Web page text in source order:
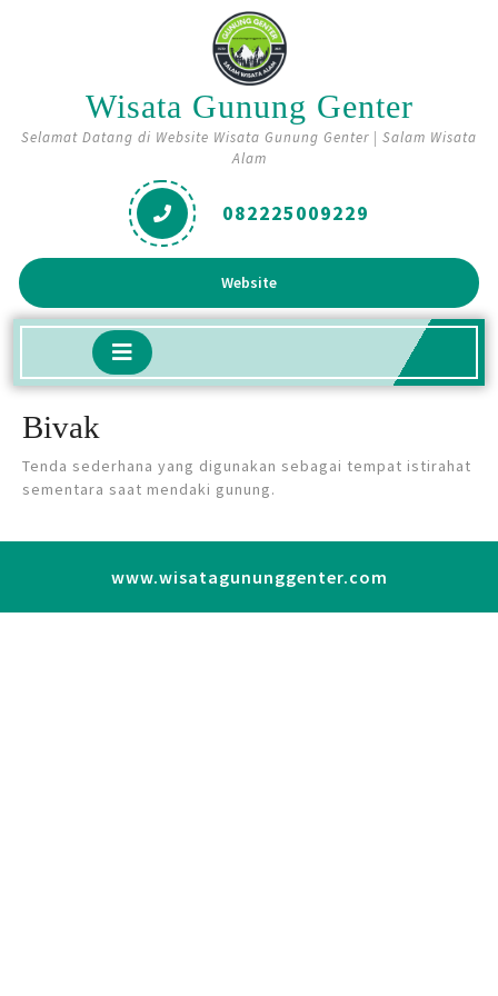
Wisata Gunung Genter
Selamat Datang di Website Wisata Gunung Genter | Salam Wisata
Alam
082225009229
WebsiteGet
A
Quote
Open
Button
Bivak
Tenda sederhana yang digunakan sebagai tempat istirahat
sementara saat mendaki gunung.
www.wisatagununggenter.com